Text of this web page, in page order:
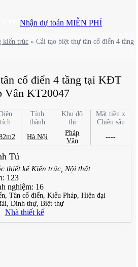
Nhận dự toán MIỄN PHÍ
kiến trúc » Cải tạo biệt thự tân cổ điển 4 tầng
cổ điển 4 tầng tại KĐT
Vân KT20047
tích
Tỉnh
thành
Hà Nội
Khu đô
thị
Pháp
Vân
Mặt tiền x
Chiều sâu
----
Tú
thiết kế Kiến trúc, Nội thất
123
nghiệm: 16
Tân cổ điển, Kiểu Pháp, Hiện đại
Dinh thự, Biệt thự
Nhà thiết kế